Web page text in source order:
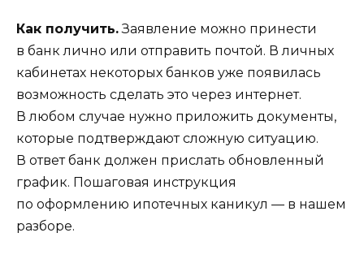
Как получить.Заявление можно принести
в банк лично или отправить почтой. В личных
кабинетах некоторых банков уже появилась
возможность сделать это через интернет.
В любом случае нужно приложить документы,
которые подтверждают сложную ситуацию.
В ответ банк должен прислать обновленный
график. Пошаговая инструкция
по оформлению ипотечных каникул — в нашем
разборе.